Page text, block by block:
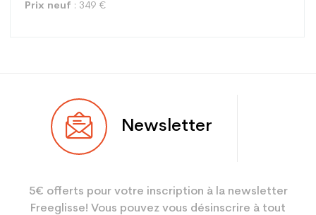
Prix neuf : 349 €
Utilisateur Femme
Coloris Blanc
Newsletter
5€ offerts pour votre inscription à la newsletter
Freeglisse! Vous pouvez vous désinscrire à tout